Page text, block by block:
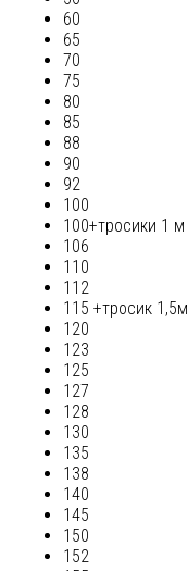
60
65
70
75
80
85
88
90
92
100
100+тросики 1 м
106
110
112
115 +тросик 1,5м
120
123
125
127
128
130
135
138
140
145
150
152